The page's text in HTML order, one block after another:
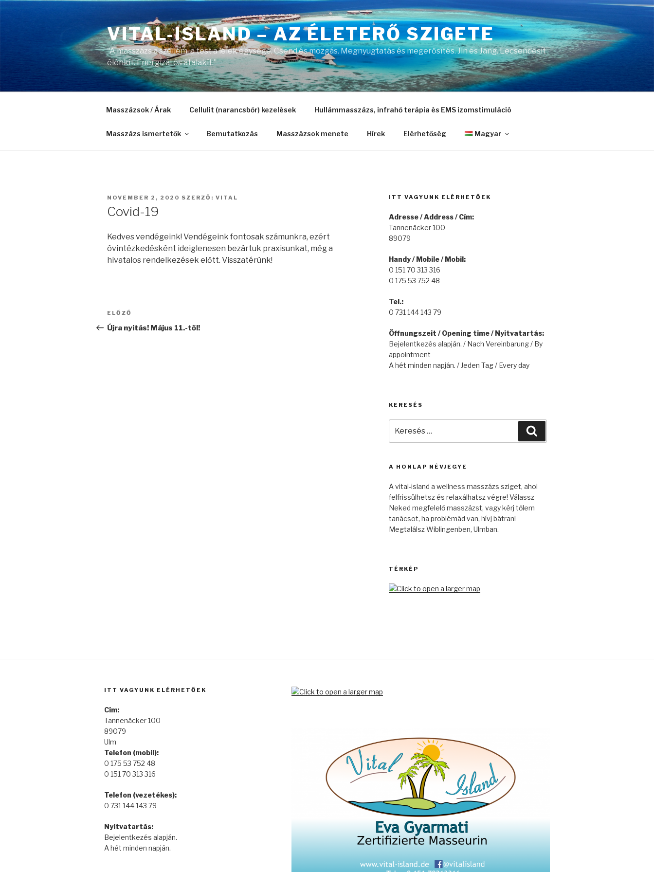
VITAL-ISLAND – AZ ÉLETERŐ SZIGETE
"A masszázs a szellem, a test a lélek egysége. Csend és mozgás. Megnyugtatás és megerősítés. Jin és Jang. Lecsendesít
élénkít. Energizál és átalakít."
Masszázsok / Árak Cellulit (narancsbőr) kezelések Hullámmasszázs, infrahő terápia és EMS izomstimuláció
Masszázs ismertetők Bemutatkozás Masszázsok menete Hírek Elérhetőség Magyar
BEKÜLDVE:
NOVEMBER 2, 2020 SZERZŐ: VITAL
Covid-19
Kedves vendégeink! Vendégeink fontosak számunkra, ezért
óvintézkedésként ideiglenesen bezártuk praxisunkat, még a
hivatalos rendelkezések előtt. Visszatérünk!
Bejegyzés
navigáció
Korábbi
bejegyzés
ELŐZŐ
Újra nyitás! Május 11.-től!
ITT VAGYUNK ELÉRHETŐEK
Adresse / Address / Cím:
Tannenäcker 100
89079
Handy / Mobile / Mobil:
0 151 70 313 316
0 175 53 752 48
Tel.:
0 731 144 143 79
Öffnungszeit / Opening time / Nyitvatartás:
Bejelentkezés alapján. / Nach Vereinbarung / By
appointment
A hét minden napján. / Jeden Tag / Every day
KERESÉS
A HONLAP NÉVJEGYE
A vital-island a wellness masszázs sziget, ahol
felfrissülhetsz és relaxálhatsz végre! Válassz
Neked megfelelő masszázst, vagy kérj tőlem
tanácsot, ha problémád van, hívj bátran!
Megtalálsz Wiblingenben, Ulmban.
TÉRKÉP
ITT VAGYUNK ELÉRHETŐEK
Cím:
Tannenäcker 100
89079
Ulm
Telefon (mobil):
0 175 53 752 48
0 151 70 313 316
Telefon (vezetékes):
0 731 144 143 79
Nyitvatartás:
Bejelentkezés alapján.
A hét minden napján.